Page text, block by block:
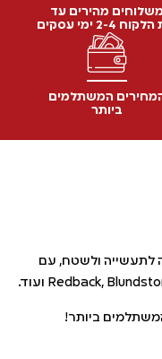
משלוחים מהירים עד
2-4 ימי עסקים
המשתלמים
ביותר
לתעשייה ולשטח, עם
ביותר!